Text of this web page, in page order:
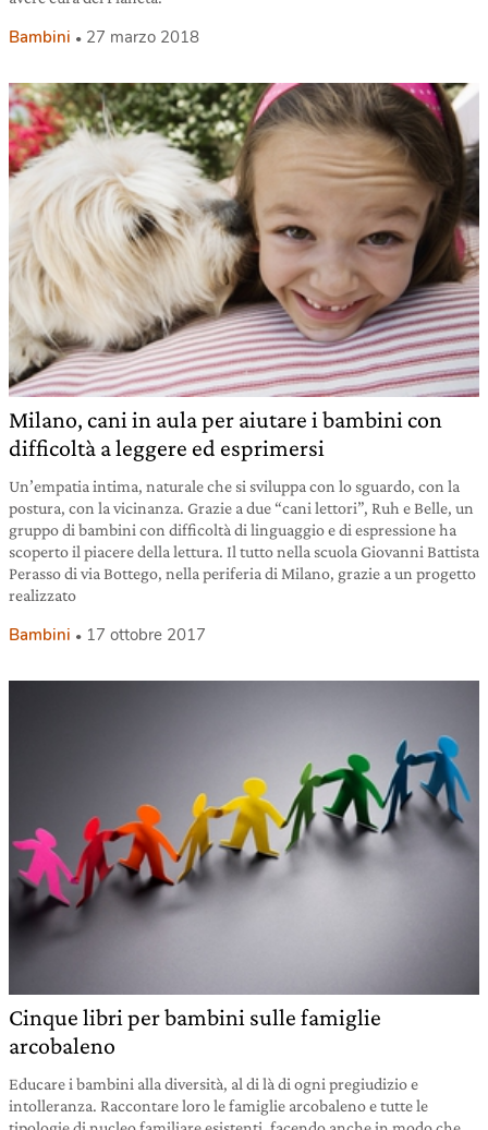
Bambini 27 marzo 2018
Milano, cani in aula per aiutare i bambini con
difficoltà a leggere ed esprimersi
Un’empatia intima, naturale che si sviluppa con lo sguardo, con la
postura, con la vicinanza. Grazie a due “cani lettori”, Ruh e Belle, un
gruppo di bambini con difficoltà di linguaggio e di espressione ha
scoperto il piacere della lettura. Il tutto nella scuola Giovanni Battista
Perasso di via Bottego, nella periferia di Milano, grazie a un progetto
realizzato
Bambini 17 ottobre 2017
Cinque libri per bambini sulle famiglie
arcobaleno
Educare i bambini alla diversità, al di là di ogni pregiudizio e
intolleranza. Raccontare loro le famiglie arcobaleno e tutte le